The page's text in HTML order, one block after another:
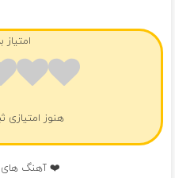
امتیاز
هنوز امتیازی
❤️ آهنگ های